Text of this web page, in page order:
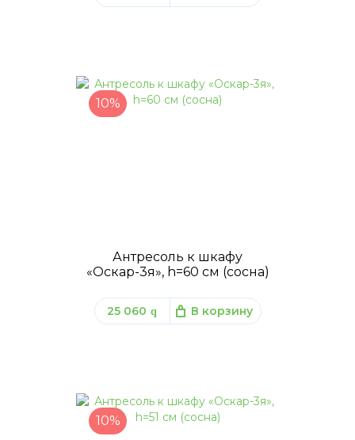
10%
Антресоль к шкафу
«Оскар-3я», h=60 см (сосна)
25 060 q В корзину
10%